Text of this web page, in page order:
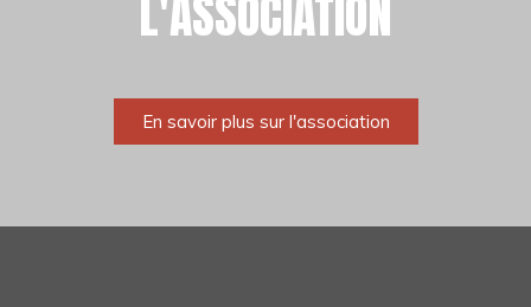
L'ASSOCIATION
En savoir plus sur l'association